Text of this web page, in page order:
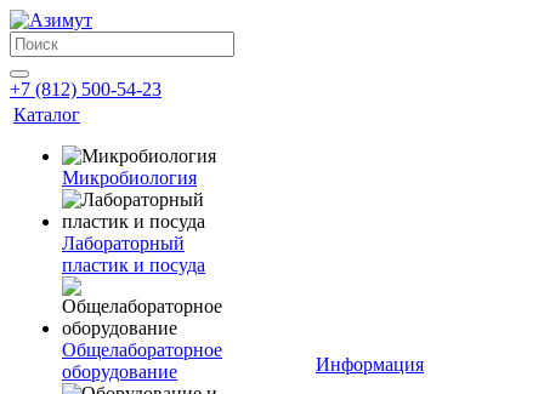
+7 (812) 500-54-23
Каталог
Микробиология
Лабораторный
пластик и посуда
Общелабораторное
оборудование
Информация